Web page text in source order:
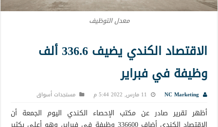
معدل التوظيف
الاقتصاد الكندي يضيف 336.6 ألف
وظيفة في فبراير
NC Marketing 11 مارس, 2022 5:44 م مستجدات أسواق
أظهر تقرير صادر عن مكتب الإحصاء الكندي اليوم الجمعة أن